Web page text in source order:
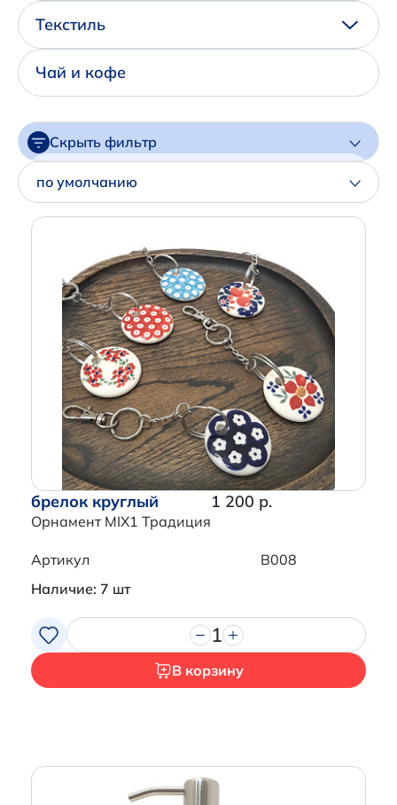
Написать нам в Телеграм
+7 (925) 294-91-85
,
+7 (926) 702-09-76
Текстиль
Чай и кофе
Скрыть фильтр
Артикул
Производитель
по умолчанию
брелок круглый
Орнамент MIX1 Традиция
1 200 р.
Артикул
B008
Наличие: 7 шт
1
В корзину